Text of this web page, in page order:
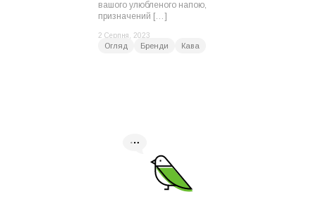
вашого улюбленого напою,
призначений […]
2 Серпня, 2023
Огляд Бренди Кава